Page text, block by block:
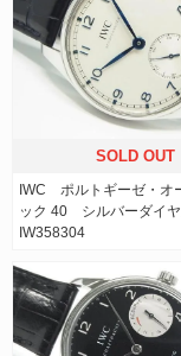
SOLD OUT
IWC ポルトギーゼ・オ
ック 40 シルバーダイ
IW358304